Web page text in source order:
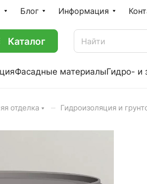
Блог Информация
Каталог
Фасадные материалыГидро- и
отделка – Гидроизоляция и